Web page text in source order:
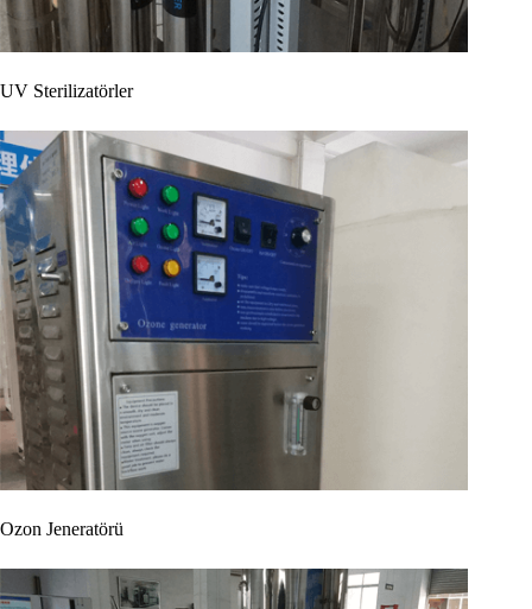
UV Sterilizatörler
Ozon Jeneratörü